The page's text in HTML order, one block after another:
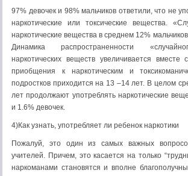
97% девочек и 98% мальчиков ответили, что не
наркотические или токсические вещества.
наркотические вещества в среднем 12%
Динамика распространенности
наркотических веществ увеличивается
приобщения к наркотическим и
подростков приходится на 13 –14 лет. В целом
лет продолжают употреблять наркотические
и 1.6% девочек.
4)Как узнать, употребляет ли ребенок наркотики
Пожалуй, это один из самых важных
учителей. Причем, это касается на только
наркоманами становятся и вполне